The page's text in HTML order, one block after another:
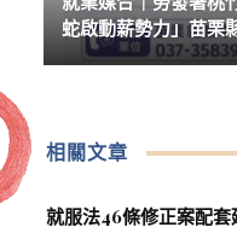
蛇啟動薪勢力」苗栗
相關文章
就服法46條修正案配